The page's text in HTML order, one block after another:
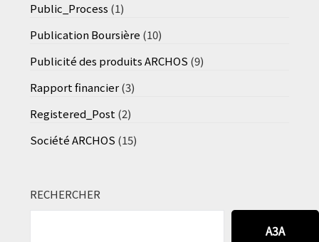
Public_Process (1)
Publication Boursière (10)
Publicité des produits ARCHOS (9)
Rapport financier(3)
Registered_Post (2)
Société ARCHOS (15)
RECHERCHER
A3A